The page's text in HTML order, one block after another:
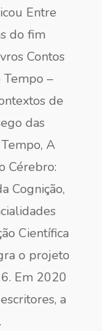
Entre
do fim
Contos
Tempo –
de
das
A
Cérebro:
Cognição,
Científica
o projeto
Em 2020
a